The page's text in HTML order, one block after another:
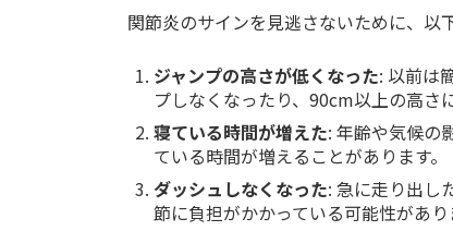
関節炎のサインを見逃さないために、以
ジャンプの高さが低くなった: 以前は
プしなくなったり、90cm以上の高さ
寝ている時間が増えた: 年齢や気候の
ている時間が増えることがあります。
ダッシュしなくなった: 急に走り出し
節に負担がかかっている可能性があり